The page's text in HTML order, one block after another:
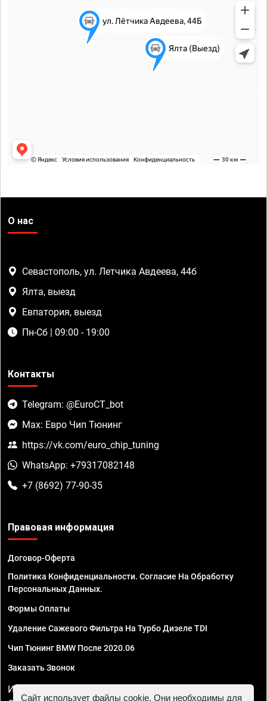
О нас
Севастополь, ул. Летчика Авдеева, 44б
Ялта, выезд
Евпатория, выезд
Пн-Сб | 09:00 - 19:00
Контакты
Telegram: @EuroCT_bot
Max: Евро Чип Тюнинг
https://vk.com/euro_chip_tuning
WhatsApp: +79317082148
+7 (8692) 77-90-35
Правовая информация
Договор-Оферта
Политика Конфиденциальности. Согласие На Обработку
Персональных Данных.
Формы Оплаты
Удаление Сажевого Фильтра На Турбо Дизеле TDI
Чип Тюнинг BMW После 2020.06
Заказать Звонок
ИП Смирнов Георгий Павлович. ИНН 781302555843,
Сайт использует файлы cookie. Они необходимы для